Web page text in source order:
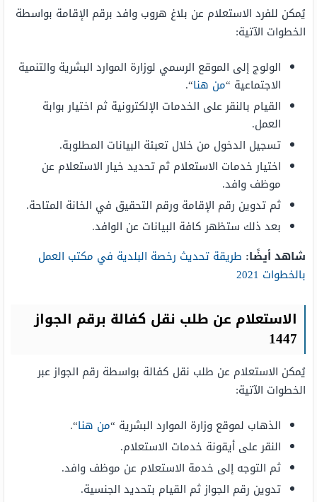
يُمكن للفرد الاستعلام عن بلاغ هروب وافد برقم الإقامة بواسطة
الخطوات الآتية:
الولوج إلى الموقع الرسمي لوزارة الموارد البشرية والتنمية
الاجتماعية “من هنا“.
القيام بالنقر على الخدمات الإلكترونية ثم اختيار بوابة
العمل.
تسجيل الدخول من خلال تعبئة البيانات المطلوبة.
اختيار خدمات الاستعلام ثم تحديد خيار الاستعلام عن
موظف وافد.
ثم تدوين رقم الإقامة ورقم التحقيق في الخانة المتاحة.
بعد ذلك ستظهر كافة البيانات عن الوافد.
شاهد أيضًا: طريقة تحديث رخصة البلدية في مكتب العمل
بالخطوات 2021
الاستعلام عن طلب نقل كفالة برقم الجواز
1447
يُمكن الاستعلام عن طلب نقل كفالة بواسطة رقم الجواز عبر
الخطوات الآتية:
الذهاب لموقع وزارة الموارد البشرية “من هنا“.
النقر على أيقونة خدمات الاستعلام.
ثم التوجه إلى خدمة الاستعلام عن موظف وافد.
تدوين رقم الجواز ثم القيام بتحديد الجنسية.